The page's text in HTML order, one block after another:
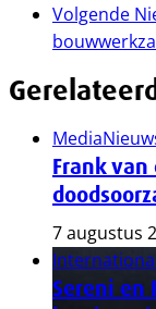
Volgende
Media
Frank van
7 augustus
Sereni en